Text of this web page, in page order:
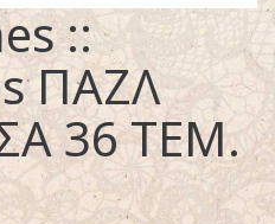
::
ΠΑΖΛ
36 ΤΕΜ.